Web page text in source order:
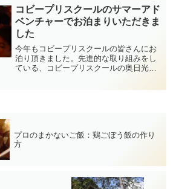
食が大好き。もう一組は...
コビープリスクールのサマーアド
ベンチャーでお泊まりいただきま
した
今年もコビープリスクールの皆さんにお
泊り頂きました。先進的な取り組みをし
ている、コビープリスクールの奥日光サ
プロのまかないご飯：鶏ごぼう飯の作り
方